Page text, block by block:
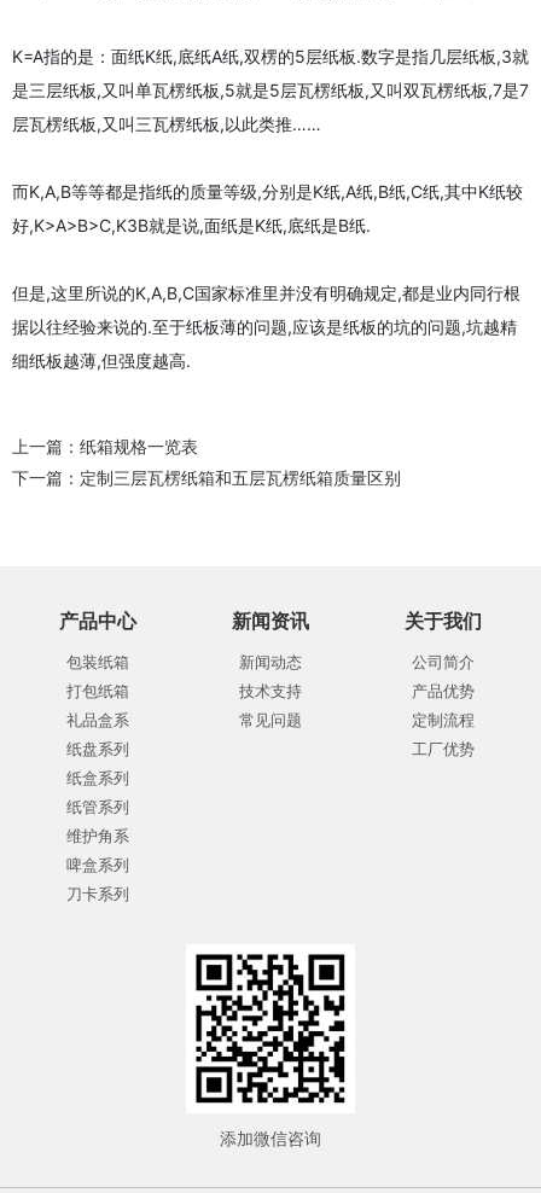
K=A指的是：面纸K纸,底纸A纸,双楞的5层纸板.数字是指几层纸板,3就
是三层纸板,又叫单瓦楞纸板,5就是5层瓦楞纸板,又叫双瓦楞纸板,7是7
层瓦楞纸板,又叫三瓦楞纸板,以此类推……
而K,A,B等等都是指纸的质量等级,分别是K纸,A纸,B纸,C纸,其中K纸较
好,K>A>B>C,K3B就是说,面纸是K纸,底纸是B纸.
但是,这里所说的K,A,B,C国家标准里并没有明确规定,都是业内同行根
据以往经验来说的.至于纸板薄的问题,应该是纸板的坑的问题,坑越精
细纸板越薄,但强度越高.
上一篇： 纸箱规格一览表
下一篇： 定制三层瓦楞纸箱和五层瓦楞纸箱质量区别
产品中心
包装纸箱
打包纸箱
礼品盒系
纸盘系列
纸盒系列
纸管系列
维护角系
啤盒系列
刀卡系列
新闻资讯
新闻动态
技术支持
常见问题
关于我们
公司简介
产品优势
定制流程
工厂优势
添加微信咨询